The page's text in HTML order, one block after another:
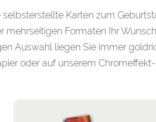
selbsterstellte Karten zum
mehrseitigen Formaten Ihr
Auswahl liegen Sie immer
oder auf unserem